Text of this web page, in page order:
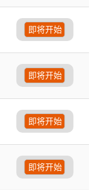
即将开始
即将开始
即将开始
即将开始